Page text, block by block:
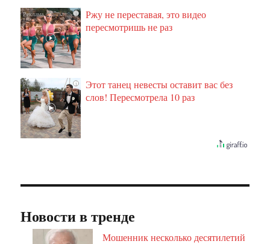
i
Ржу не переставая, это видео
пересмотришь не раз
i
Этот танец невесты оставит вас без
слов! Пересмотрела 10 раз
Новости в тренде
Мошенник несколько десятилетий